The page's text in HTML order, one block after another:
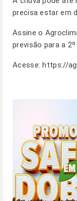
precisa estar em
Assine o
previsão para a
Acesse:https://